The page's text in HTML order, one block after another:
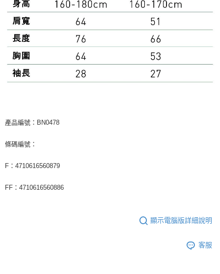
產品編號：BN0478
條碼編號：
F：4710616560879
FF：4710616560886
顯示電腦版詳細說明
客服